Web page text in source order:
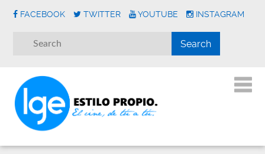
FACEBOOK TWITTER YOUTUBE INSTAGRAM